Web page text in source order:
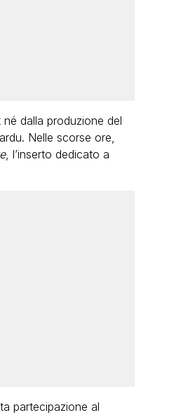
dalla produzione del
Nelle scorse ore,
, l’inserto dedicato a
partecipazione al